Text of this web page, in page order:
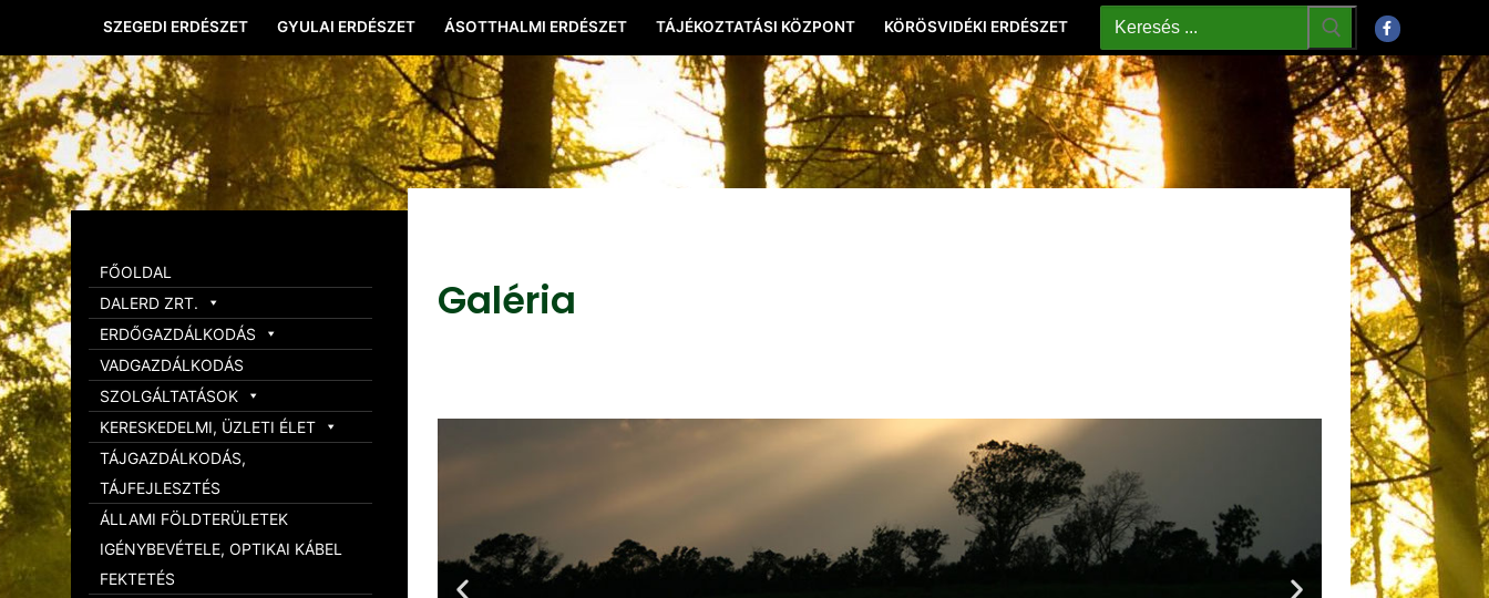
SZEGEDI ERDÉSZET GYULAI ERDÉSZET ÁSOTTHALMI ERDÉSZET TÁJÉKOZTATÁSI KÖZPONT KÖRÖSVIDÉKI ERDÉSZET
Galéria
FŐOLDAL
DALERD ZRT.
ERDŐGAZDÁLKODÁS
VADGAZDÁLKODÁS
SZOLGÁLTATÁSOK
KERESKEDELMI, ÜZLETI ÉLET
TÁJGAZDÁLKODÁS,
TÁJFEJLESZTÉS
ÁLLAMI FÖLDTERÜLETEK
IGÉNYBEVÉTELE, OPTIKAI KÁBEL
FEKTETÉS